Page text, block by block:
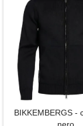
BIKKEMBERGS -